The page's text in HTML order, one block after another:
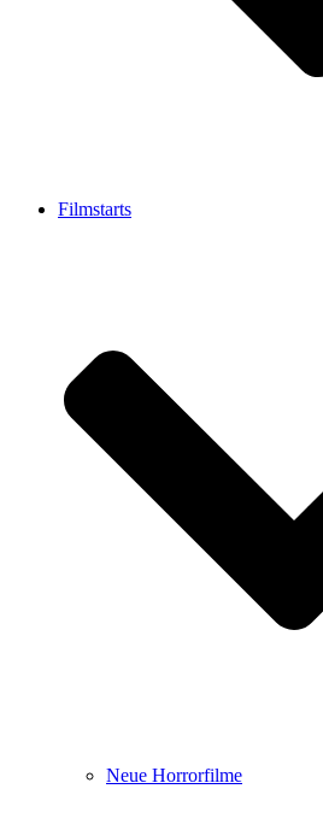
Filmstarts
Neue Horrorfilme